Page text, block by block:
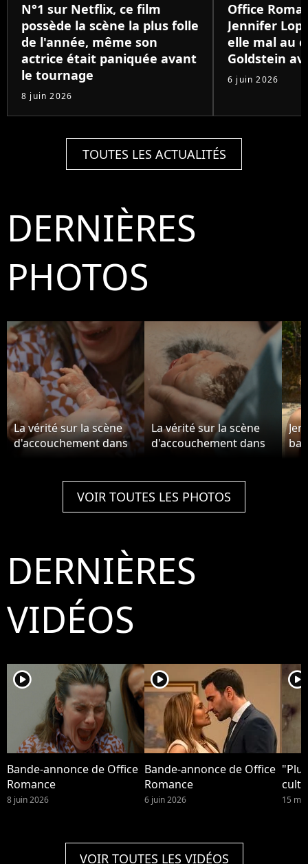
N°1 sur Netflix, ce film
possède la scène la plus folle
de l'année, même son
actrice était paniquée avant
le tournage
8 juin 2026
Office
Jennifer
elle mal au
Goldstein
6 juin 2026
TOUTES LES ACTUALITÉS
DERNIÈRES
PHOTOS
La vérité sur la scène
d'accouchement dans
La vérité sur la scène
d'accouchement dans
VOIR TOUTES LES PHOTOS
DERNIÈRES
VIDÉOS
player2
Bande-annonce de Office
Romance
8 juin 2026
player2
Bande-annonce de Office
Romance
6 juin 2026
player2
15
VOIR TOUTES LES VIDÉOS